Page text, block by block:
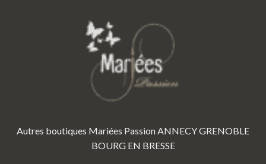
Autres boutiques Mariées PassionANNECYGRENOBLE
BOURG EN BRESSE